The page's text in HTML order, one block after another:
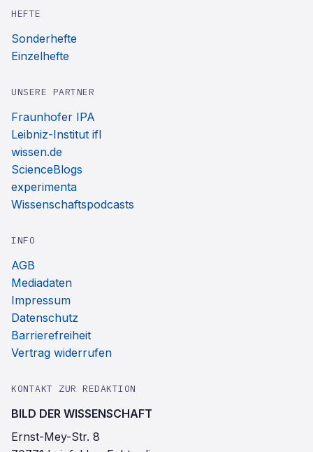
HEFTE
Sonderhefte
Einzelhefte
UNSERE PARTNER
Fraunhofer IPA
Leibniz-Institut ifl
wissen.de
ScienceBlogs
experimenta
Wissenschaftspodcasts
INFO
AGB
Mediadaten
Impressum
Datenschutz
Barrierefreiheit
Vertrag widerrufen
KONTAKT ZUR REDAKTION
BILD DER WISSENSCHAFT
Ernst-Mey-Str. 8